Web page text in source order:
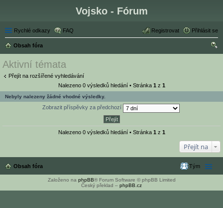
Vojsko - Fórum
Rychlé odkazy FAQ Přihlásit se
Registrovat
Obsah fóra
Aktivní témata
Přejít na rozšířené vyhledávání
Nalezeno 0 výsledků hledání • Stránka 1 z 1
Nebyly nalezeny žádné vhodné výsledky.
Zobrazit příspěvky za předchozí
Nalezeno 0 výsledků hledání • Stránka 1 z 1
Přejít na
Obsah fóra Tým
Založeno na phpBB® Forum Software © phpBB Limited
Český překlad – phpBB.cz